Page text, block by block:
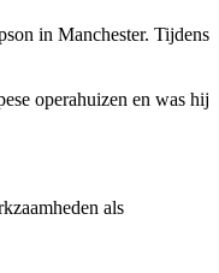
in Manchester. Tijdens
operahuizen en was hij
als